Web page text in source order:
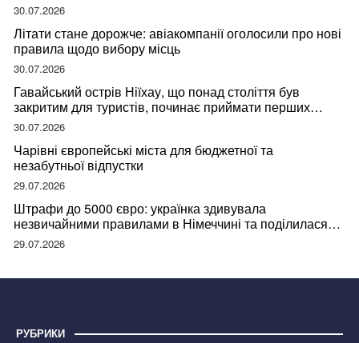
30.07.2026
Літати стане дорожче: авіакомпанії оголосили про нові
правила щодо вибору місць
30.07.2026
Гавайський острів Ніїхау, що понад століття був
закритим для туристів, починає приймати перших
відвідувачів
30.07.2026
Чарівні європейські міста для бюджетної та
незабутньої відпустки
29.07.2026
Штрафи до 5000 євро: українка здивувала
незвичайними правилами в Німеччині та поділилася
правдою
29.07.2026
РУБРИКИ